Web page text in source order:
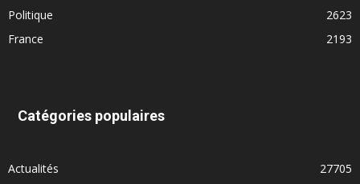
Politique
2623
France
2193
Catégories populaires
Actualités
27705